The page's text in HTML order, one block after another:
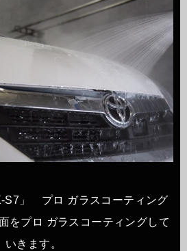
S7」 プロ ガラスコーティング
をプロ ガラスコーティングして
いきます。